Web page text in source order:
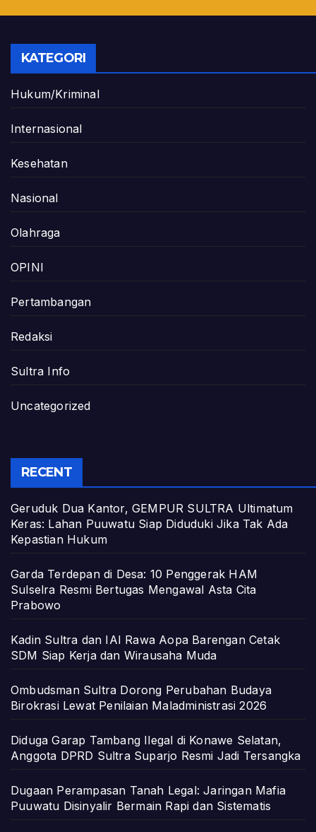
KATEGORI
Hukum/Kriminal
Internasional
Kesehatan
Nasional
Olahraga
OPINI
Pertambangan
Redaksi
Sultra Info
Uncategorized
RECENT
Geruduk Dua Kantor, GEMPUR SULTRA Ultimatum
Keras: Lahan Puuwatu Siap Diduduki Jika Tak Ada
Kepastian Hukum
Garda Terdepan di Desa: 10 Penggerak HAM
Sulselra Resmi Bertugas Mengawal Asta Cita
Prabowo
Kadin Sultra dan IAI Rawa Aopa Barengan Cetak
SDM Siap Kerja dan Wirausaha Muda
Ombudsman Sultra Dorong Perubahan Budaya
Birokrasi Lewat Penilaian Maladministrasi 2026
Diduga Garap Tambang Ilegal di Konawe Selatan,
Anggota DPRD Sultra Suparjo Resmi Jadi Tersangka
Dugaan Perampasan Tanah Legal: Jaringan Mafia
Puuwatu Disinyalir Bermain Rapi dan Sistematis